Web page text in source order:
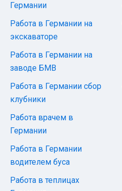
Германии
Работа в Германии на
экскаваторе
Работа в Германии на
заводе БМВ
Работа в Германии сбор
клубники
Работа врачем в
Германии
Работа в Германии
водителем буса
Работа в теплицах